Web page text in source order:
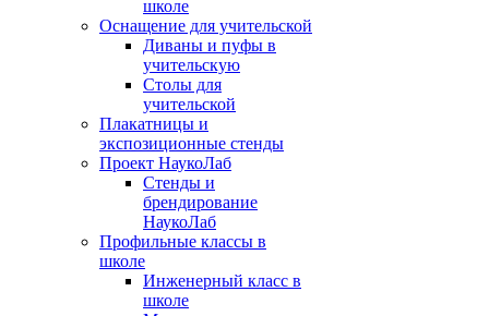
школе
Оснащение для учительской
Диваны и пуфы в
учительскую
Столы для
учительской
Плакатницы и
экспозиционные стенды
Проект НаукоЛаб
Стенды и
брендирование
НаукоЛаб
Профильные классы в
школе
Инженерный класс в
школе